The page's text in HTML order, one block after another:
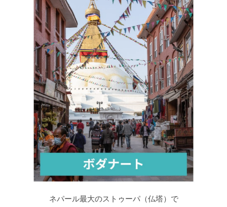
ネパール最大のストゥーパ（仏塔）で